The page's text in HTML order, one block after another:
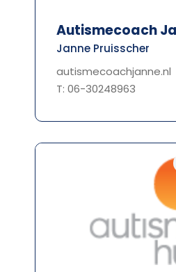
Autismecoach
Janne Pruisscher
autismecoachjanne.nl
T: 06-30248963